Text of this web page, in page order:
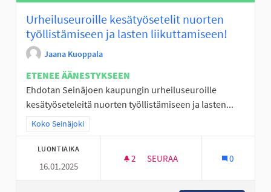
Urheiluseuroille kesätyösetelit nuorten
työllistämiseen ja lasten liikuttamiseen!
Jaana Kuoppala
ETENEE ÄÄNESTYKSEEN
Ehdotan Seinäjoen kaupungin urheiluseuroille
kesätyöseteleitä nuorten työllistämiseen ja lasten...
Rajaa tulokset teeman mukaan: Koko Seinäjoki
Koko Seinäjoki
LUONTIAIKA
16.01.2025
2 2 SEURAAJAA
SEURAA 0